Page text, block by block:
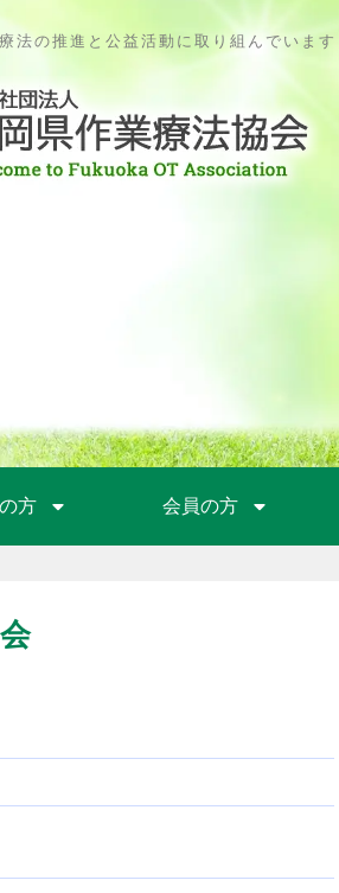
法の推進と公益活動に取り組んでいます
方 会員の方